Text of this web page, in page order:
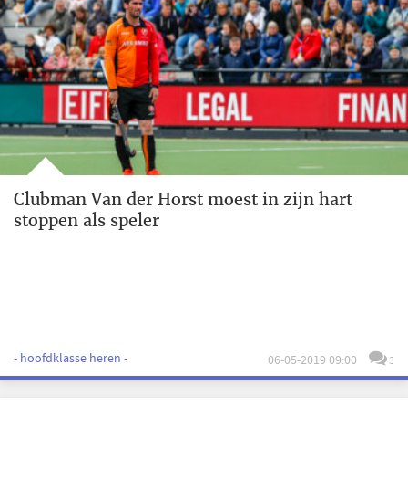
Clubman Van der Horst moest in zijn hart
stoppen als speler
- hoofdklasse heren - 06-05-2019 09:00 3